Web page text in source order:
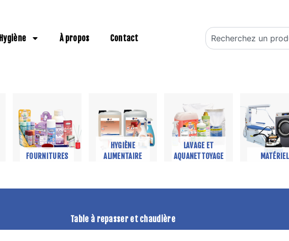
Hygiène À propos Contact
Rechercher
FOURNITURES
HYGIÈNE
ALIMENTAIRE
LAVAGE ET
AQUANETTOYAGE
MATÉRIEL
Table à repasser et chaudière